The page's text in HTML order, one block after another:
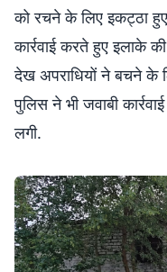
को रचने के लिए इकट्ठा
कार्रवाई करते हुए इलाके
देख अपराधियों ने बचने के
पुलिस ने भी जवाबी
लगी.